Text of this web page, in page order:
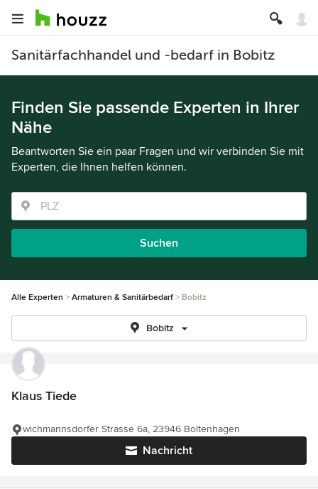
Sanitärfachhandel und -bedarf in Bobitz
Finden Sie passende Experten in Ihrer
Nähe
Beantworten Sie ein paar Fragen und wir verbinden Sie mit
Experten, die Ihnen helfen können.
Suchen
Alle Experten Armaturen & Sanitärbedarf Bobitz
Bobitz
Klaus Tiede
Nachricht
wichmannsdorfer Strasse 6a, 23946 Boltenhagen